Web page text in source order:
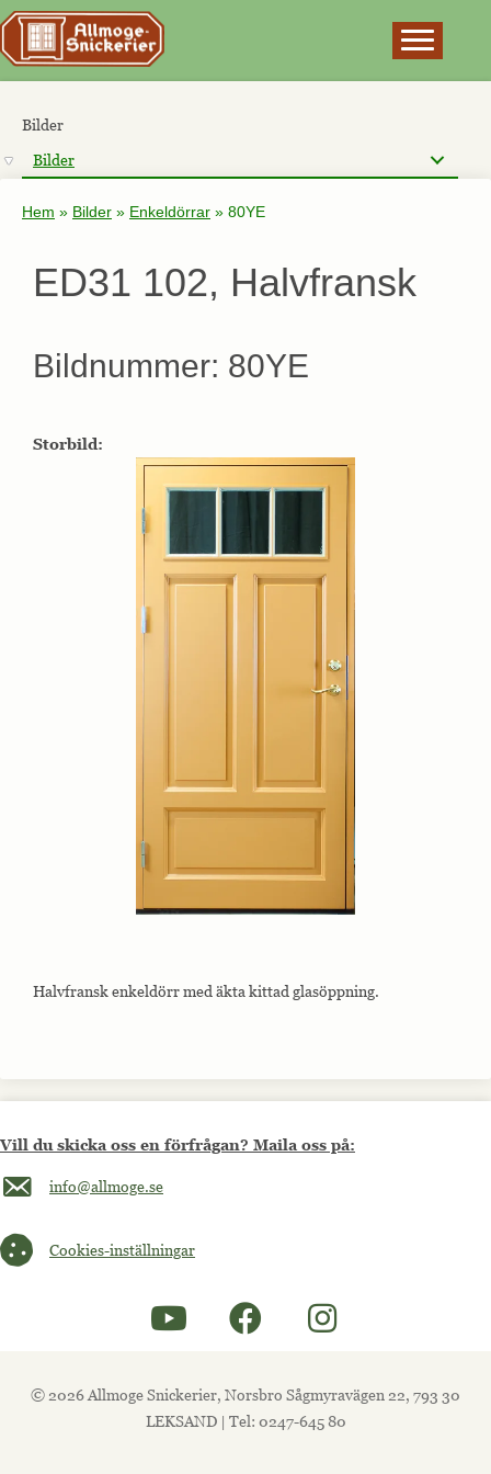
Bilder
Bilder
Hem » Bilder » Enkeldörrar » 80YE
ED31 102, Halvfransk
Bildnummer: 80YE
Storbild:
Halvfransk enkeldörr med äkta kittad glasöppning.
Vill du skicka oss en förfrågan? Maila oss på:
Maila oss på info@allmoge.se
info@allmoge.se
Cookies-inställningar
Cookies-inställningar
© 2026 Allmoge Snickerier, Norsbro Sågmyravägen 22, 793 30
LEKSAND | Tel: 0247-645 80